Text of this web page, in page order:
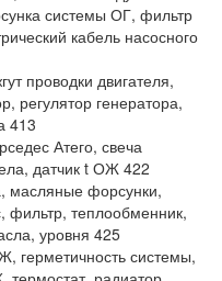
системы ОГ, фильтр
кабель насосного
проводки двигателя,
регулятор генератора,
413
Атего, свеча
датчик t ОЖ 422
масляные форсунки,
фильтр, теплообменник,
уровня 425
герметичность системы,